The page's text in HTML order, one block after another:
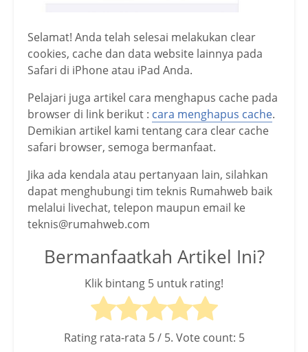
Selamat! Anda telah selesai melakukan clear
cookies, cache dan data website lainnya pada
Safari di iPhone atau iPad Anda.
Pelajari juga artikel cara menghapus cache pada
browser di link berikut : cara menghapus cache.
Demikian artikel kami tentang cara clear cache
safari browser, semoga bermanfaat.
Jika ada kendala atau pertanyaan lain, silahkan
dapat menghubungi tim teknis Rumahweb baik
melalui livechat, telepon maupun email ke
teknis@rumahweb.com
Bermanfaatkah Artikel Ini?
Klik bintang 5 untuk rating!
Rating rata-rata 5/ 5. Vote count: 5